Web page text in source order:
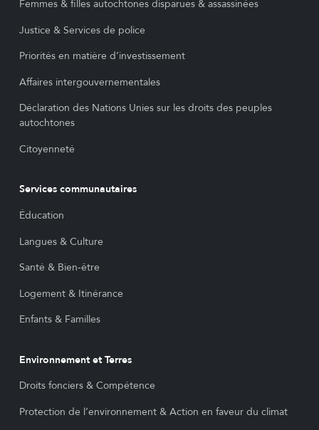
Femmes & filles autochtones disparues & assassinées
Justice & Services de police
Priorités en matière d’investissement
Affaires intergouvernementales
Déclaration des Nations Unies sur les droits des peuples
autochtones
Citoyenneté
Services communautaires
Éducation
Langues & Culture
Santé & Bien-être
Logement & Itinérance
Enfants & Familles
Environnement et Terres
Droits fonciers & Compétence
Protection de l’environnement & Action en faveur du climat